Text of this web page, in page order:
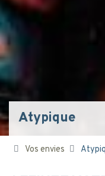
Atypique
Vos envies